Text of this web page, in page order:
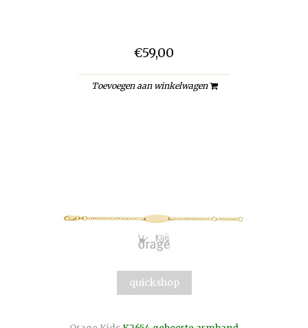
€59,00
Toevoegen aan winkelwagen
quickshop